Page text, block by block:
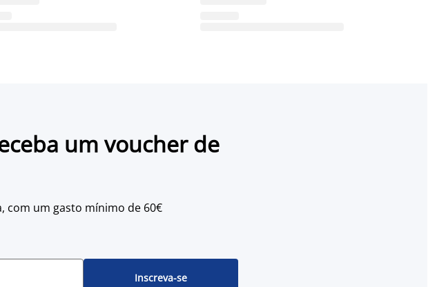
um voucher de
com um gasto mínimo de 60€
Inscreva-se